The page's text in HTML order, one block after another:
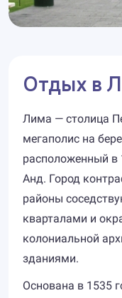
Отдых в
Лима — столица
мегаполис на
расположенный в
Анд. Город
районы
кварталами и
колониальной
зданиями.
Основана в 1535